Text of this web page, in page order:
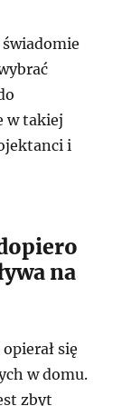
w takiej
i
na
się
w domu.
zbyt